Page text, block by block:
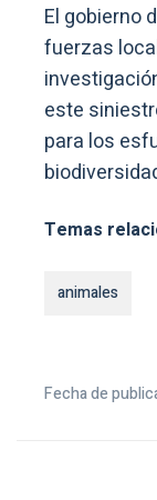
El gobierno
fuerzas
este
para los
Temas
animales
Fecha de